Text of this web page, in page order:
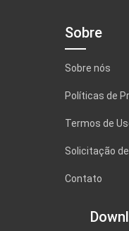
Sobre
Sobre nós
Políticas de
Termos de
Solicitação
Contato